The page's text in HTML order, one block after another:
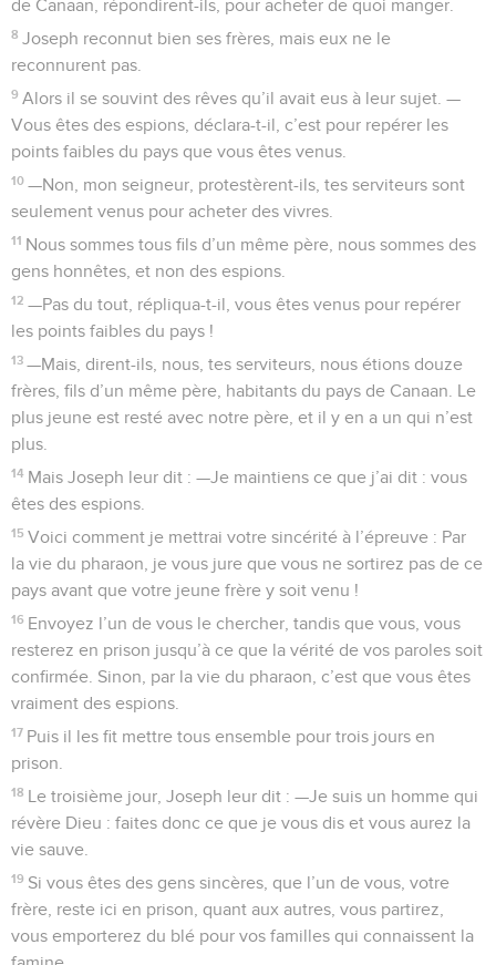
de Canaan, répondirent-ils, pour acheter de quoi manger.
8 Joseph reconnut bien ses frères, mais eux ne le
reconnurent pas.
9 Alors il se souvint des rêves qu’il avait eus à leur sujet. —
Vous êtes des espions, déclara-t-il, c’est pour repérer les
points faibles du pays que vous êtes venus.
10 —Non, mon seigneur, protestèrent-ils, tes serviteurs sont
seulement venus pour acheter des vivres.
11 Nous sommes tous fils d’un même père, nous sommes des
gens honnêtes, et non des espions.
12 —Pas du tout, répliqua-t-il, vous êtes venus pour repérer
les points faibles du pays !
13 —Mais, dirent-ils, nous, tes serviteurs, nous étions douze
frères, fils d’un même père, habitants du pays de Canaan. Le
plus jeune est resté avec notre père, et il y en a un qui n’est
plus.
14 Mais Joseph leur dit : —Je maintiens ce que j’ai dit : vous
êtes des espions.
15 Voici comment je mettrai votre sincérité à l’épreuve : Par
la vie du pharaon, je vous jure que vous ne sortirez pas de ce
pays avant que votre jeune frère y soit venu !
16 Envoyez l’un de vous le chercher, tandis que vous, vous
resterez en prison jusqu’à ce que la vérité de vos paroles soit
confirmée. Sinon, par la vie du pharaon, c’est que vous êtes
vraiment des espions.
17 Puis il les fit mettre tous ensemble pour trois jours en
prison.
18 Le troisième jour, Joseph leur dit : —Je suis un homme qui
révère Dieu : faites donc ce que je vous dis et vous aurez la
vie sauve.
19 Si vous êtes des gens sincères, que l’un de vous, votre
frère, reste ici en prison, quant aux autres, vous partirez,
vous emporterez du blé pour vos familles qui connaissent la